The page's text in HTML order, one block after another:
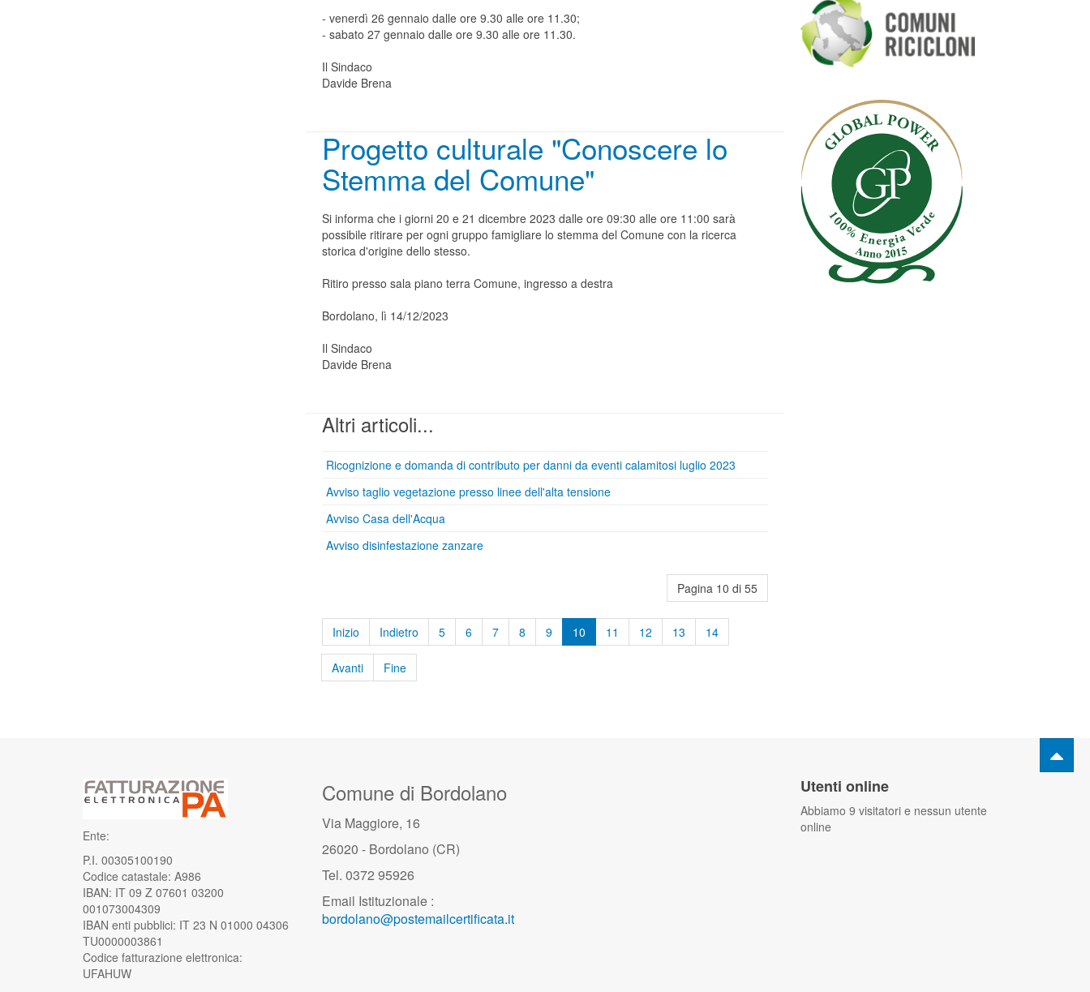
- venerdì 26 gennaio dalle ore 9.30 alle ore 11.30;
- sabato 27 gennaio dalle ore 9.30 alle ore 11.30.
Il Sindaco
Davide Brena
Progetto culturale "Conoscere lo
Stemma del Comune"
Si informa che i giorni 20 e 21 dicembre 2023 dalle ore 09:30 alle ore 11:00 sarà
possibile ritirare per ogni gruppo famigliare lo stemma del Comune con la ricerca
storica d'origine dello stesso.
Ritiro presso sala piano terra Comune, ingresso a destra
Bordolano, lì 14/12/2023
Il Sindaco
Davide Brena
Altri articoli...
Ricognizione e domanda di contributo per danni da eventi calamitosi luglio 2023
Avviso taglio vegetazione presso linee dell'alta tensione
Avviso Casa dell'Acqua
Avviso disinfestazione zanzare
Pagina 10 di 55
Inizio Indietro 5 6 7 8 9 10 11 12 13 14
Avanti Fine
Ente:
P.I. 00305100190
Codice catastale: A986
IBAN: IT 09 Z 07601 03200
001073004309
IBAN enti pubblici: IT 23 N 01000 04306
TU0000003861
Codice fatturazione elettronica:
UFAHUW
Comune di Bordolano
Via Maggiore, 16
26020 - Bordolano (CR)
Tel. 0372 95926
Email Istituzionale :
bordolano@postemailcertificata.it
Utenti online
Abbiamo 9 visitatori e nessun utente
online